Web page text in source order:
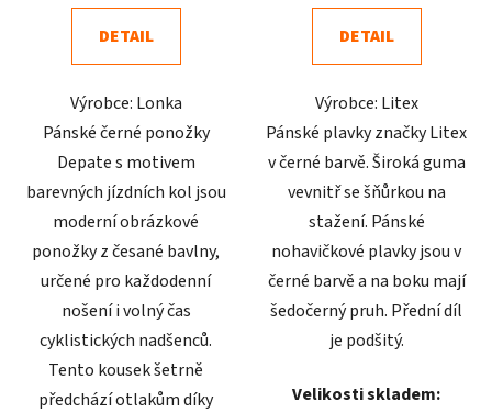
5,0
z
hvězdiček.
DETAIL
Výrobce: Lonka
Pánské černé ponožky
Depate s motivem
barevných jízdních kol jsou
moderní obrázkové
ponožky z česané bavlny,
určené pro každodenní
nošení i volný čas
cyklistických nadšenců.
Tento kousek šetrně
předchází otlakům díky
4,7
z
hvězdiček.
DETAIL
Výrobce: Litex
Pánské plavky značky Litex
v černé barvě. Široká guma
vevnitř se šňůrkou na
stažení. Pánské
nohavičkové plavky jsou v
černé barvě a na boku mají
šedočerný pruh. Přední díl
je podšitý.
Velikosti skladem: